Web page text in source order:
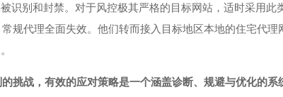
识别和封禁。对于风控极其严格的目标网站，适时采用
规代理全面失效。他们转而接入目标地区本地的住宅代
挑战，有效的应对策略是一个涵盖诊断、规避与优化的系